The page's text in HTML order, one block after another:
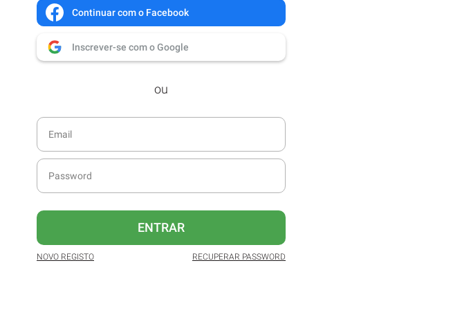
Continuar com o Facebook
Inscrever-se com o Google
ou
ENTRAR
NOVO REGISTO RECUPERAR PASSWORD